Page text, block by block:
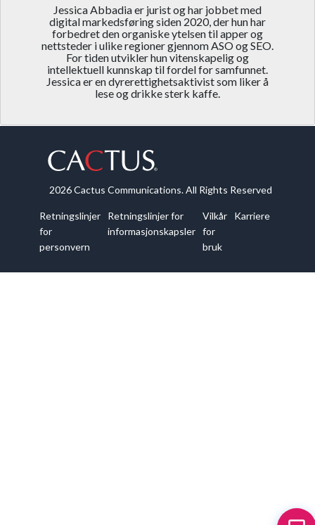
Jessica Abbadia er jurist og har jobbet med
digital markedsføring siden 2020, der hun har
forbedret den organiske ytelsen til apper og
nettsteder i ulike regioner gjennom ASO og SEO.
For tiden utvikler hun vitenskapelig og
intellektuell kunnskap til fordel for samfunnet.
Jessica er en dyrerettighetsaktivist som liker å
lese og drikke sterk kaffe.
2026 Cactus Communications. All Rights Reserved
Retningslinjer
for
personvern
Retningslinjer for
informasjonskapsler
Vilkår
for
bruk
Karriere